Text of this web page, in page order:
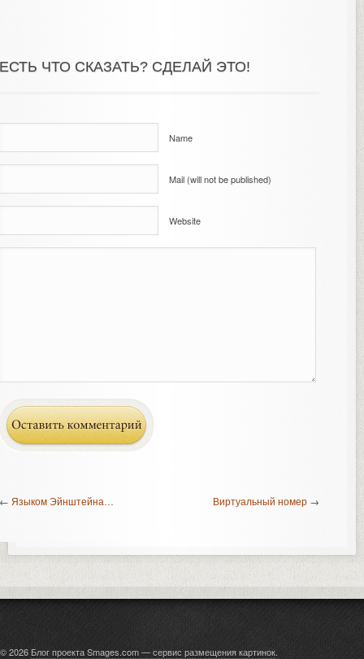
ЧТО СКАЗАТЬ? СДЕЛАЙ ЭТО!
Name
Mail (will not be published)
Website
Языком Эйнштейна… Виртуальный номер →
© 2026 Блог проекта Smages.com — сервис размещения картинок.